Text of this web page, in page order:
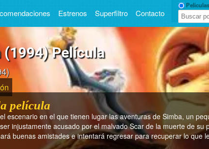
Estrenos Superfiltro Contacto
Peliculas
(1994) Película
película
escenario en el que tienen lugar las aventuras de Simba, un
injustamente acusado por el malvado Scar de la muerte de su
buenas amistades e intentará regresar para recuperar lo que